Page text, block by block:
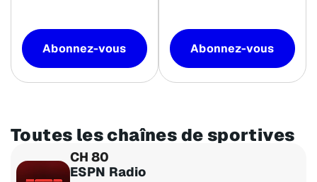
Abonnez-vous Abonnez-vous
Toutes les chaînes de sportives
CH 80
ESPN Radio